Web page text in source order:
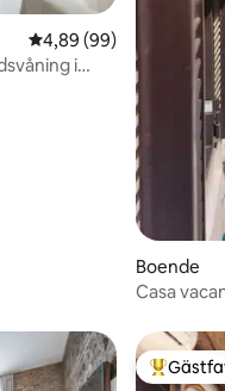
4,89 av 5 i
4,89 (99)
i
Boende
Casa
Populär